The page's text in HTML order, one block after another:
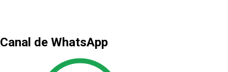
Canal de WhatsApp